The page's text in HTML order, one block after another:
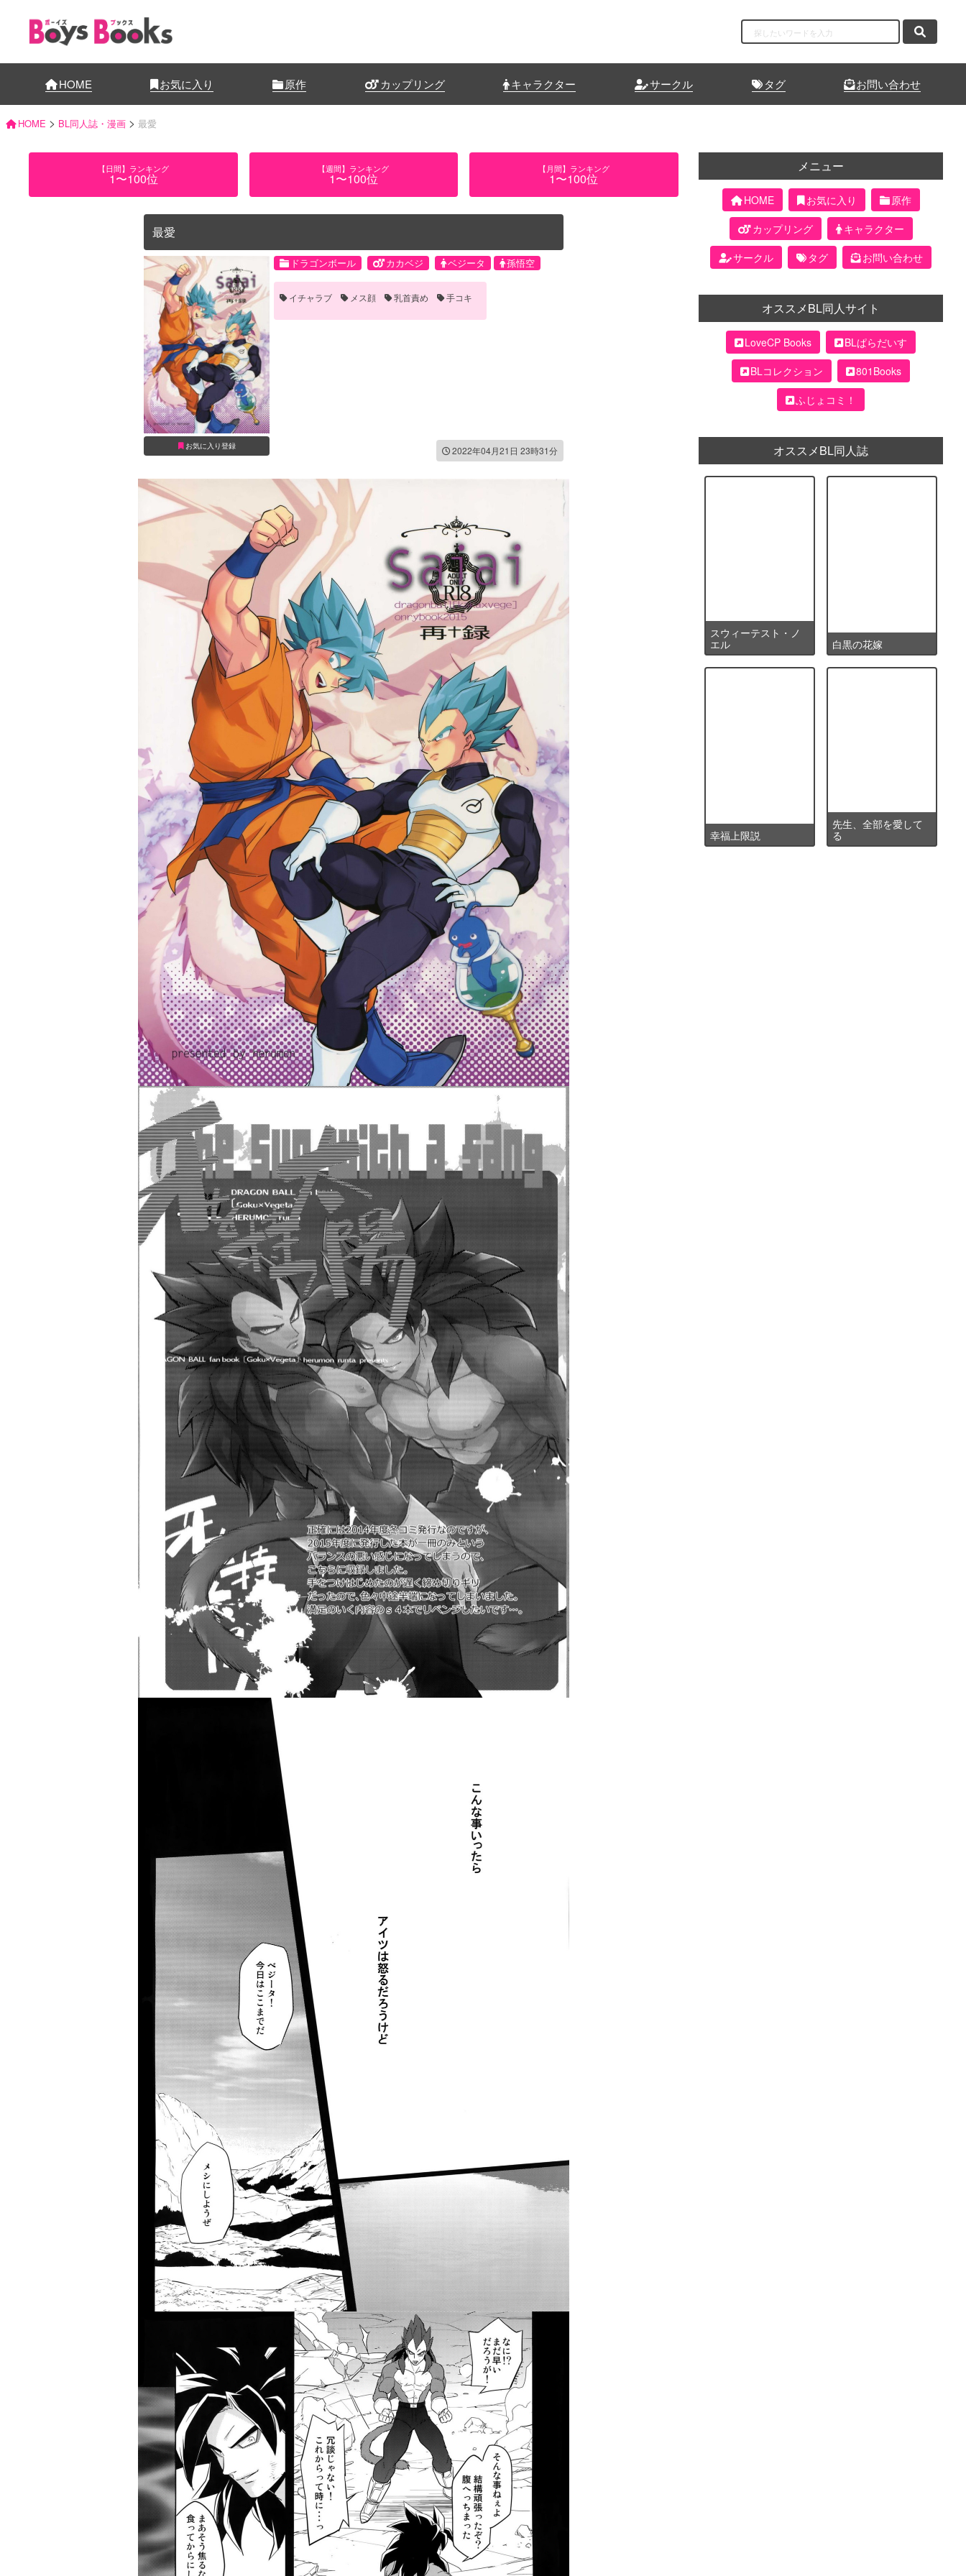
HOME お気に入り 原作 カップリング キャラクター サークル タグ お問い合わせ
HOME > BL同人誌・漫画 > 最愛
【日間】ランキング
1〜100位
【週間】ランキング
1〜100位
【月間】ランキング
1〜100位
最愛
お気に入り登録
ドラゴンボール カカベジ ベジータ 孫悟空
イチャラブ メス顔 乳首責め 手コキ
2022年04月21日 23時31分
メニュー
HOME お気に入り
原作
カップリング
キャラクター
サークル
タグ お問い合わせ
オススメBL同人サイト
LoveCP Books
BLぱらだいす
BLコレクション
801Books
ふじょコミ！
オススメBL同人誌
スウィーテスト・ノ
エル
白黒の花嫁
幸福上限説
先生、全部を愛して
る